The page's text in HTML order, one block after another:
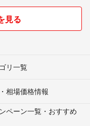
見る
リ一覧
相場価格情報
ペーン一覧・おすすめ